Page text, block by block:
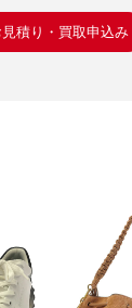
積り・買取申込み